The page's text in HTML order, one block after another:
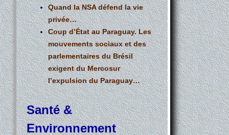
Quand la NSA défend la vie
privée…
Coup d’État au Paraguay. Les
mouvements sociaux et des
parlementaires du Brésil
exigent du Mercosur
l’expulsion du Paraguay…
Santé &
Environnement